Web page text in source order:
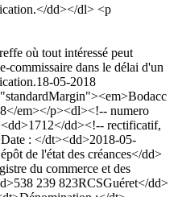
dd></dl> <p
où tout intéressé peut
commissaire dans le délai d'un
18-05-2018
em></p><dl><!-- numero
dd><!-- rectificatif,
: </dt><dd>2018-05-
de l'état des créances</dd>
du commerce et des
239 823RCSGuéret</dd>